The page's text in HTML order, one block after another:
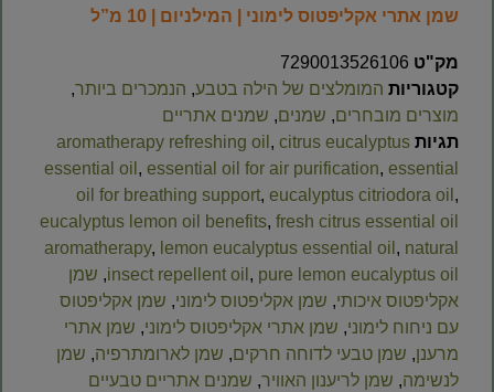
שמן אתרי אקליפטוס לימוני | המילניום | 10 מ”ל
מק"ט 7290013526106
קטגוריות המומלצים של הילה בטבע, הנמכרים ביותר,
מוצרים מובחרים, שמנים, שמנים אתריים
תגיות
aromatherapy refreshing oil , citrus eucalyptus
essential oil , essential oil for air purification, essential
oil for breathing support, eucalyptus citriodora oil ,
eucalyptus lemon oil benefits, fresh citrus essential oil
aromatherapy, lemon eucalyptus essential oil , natural
insect repellent oil , pure lemon eucalyptus oil
, שמן
אקליפטוס איכותי, שמן אקליפטוס לימוני, שמן אקליפטוס
עם ניחוח לימוני, שמן אתרי אקליפטוס לימוני, שמן אתרי
מרענן, שמן טבעי לדוחה חרקים, שמן לארומתרפיה, שמן
לנשימה, שמן לריענון האוויר, שמנים אתריים טבעיים